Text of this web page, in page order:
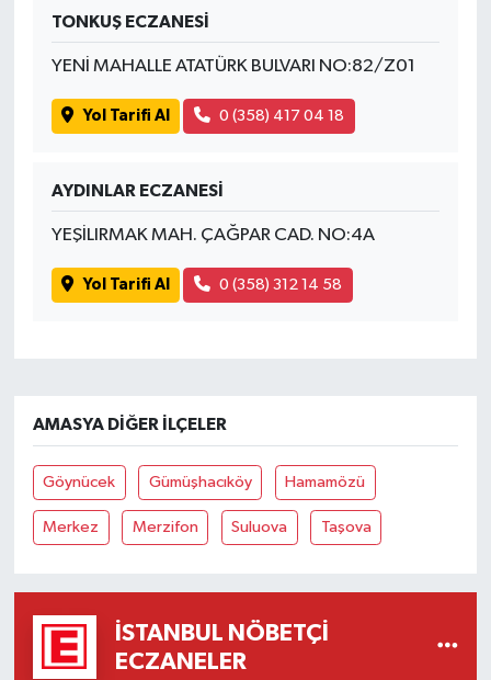
TONKUŞ ECZANESİ
YENİ MAHALLE ATATÜRK BULVARI NO:82/Z01
Yol Tarifi Al 0 (358) 417 04 18
AYDINLAR ECZANESİ
YEŞİLIRMAK MAH. ÇAĞPAR CAD. NO:4A
Yol Tarifi Al 0 (358) 312 14 58
AMASYA DIĞER İLÇELER
Göynücek Gümüşhacıköy Hamamözü
Merkez Merzifon Suluova Taşova
İSTANBUL NÖBETÇI
ECZANELER